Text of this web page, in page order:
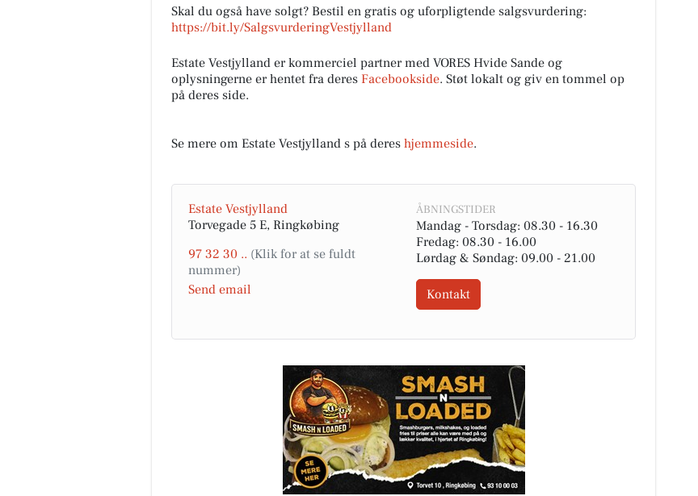
Skal du også have solgt? Bestil en gratis og uforpligtende salgsvurdering:
https://bit.ly/SalgsvurderingVestjylland
Estate Vestjylland er kommerciel partner med VORES Hvide Sande og
oplysningerne er hentet fra deres Facebookside. Støt lokalt og giv en tommel op
på deres side.
Se mere om Estate Vestjylland s på deres hjemmeside.
Estate Vestjylland
Torvegade 5 E, Ringkøbing
97 32 30 ..
Send email
ÅBNINGSTIDER
Mandag - Torsdag: 08.30 - 16.30
Fredag: 08.30 - 16.00
Lørdag & Søndag: 09.00 - 21.00
Kontakt